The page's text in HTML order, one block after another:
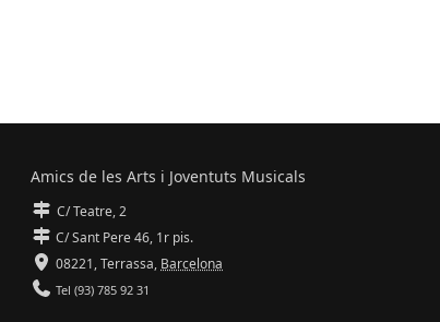
Amics de les Arts i Joventuts Musicals
C/ Teatre, 2
C/ Sant Pere 46, 1r pis.
08221,Terrassa, Barcelona
Tel (93) 785 92 31